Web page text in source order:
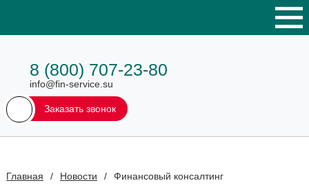
8 (800) 707-23-80
info@fin-service.su
Заказать звонок
Главная / Новости / Финансовый консалтинг